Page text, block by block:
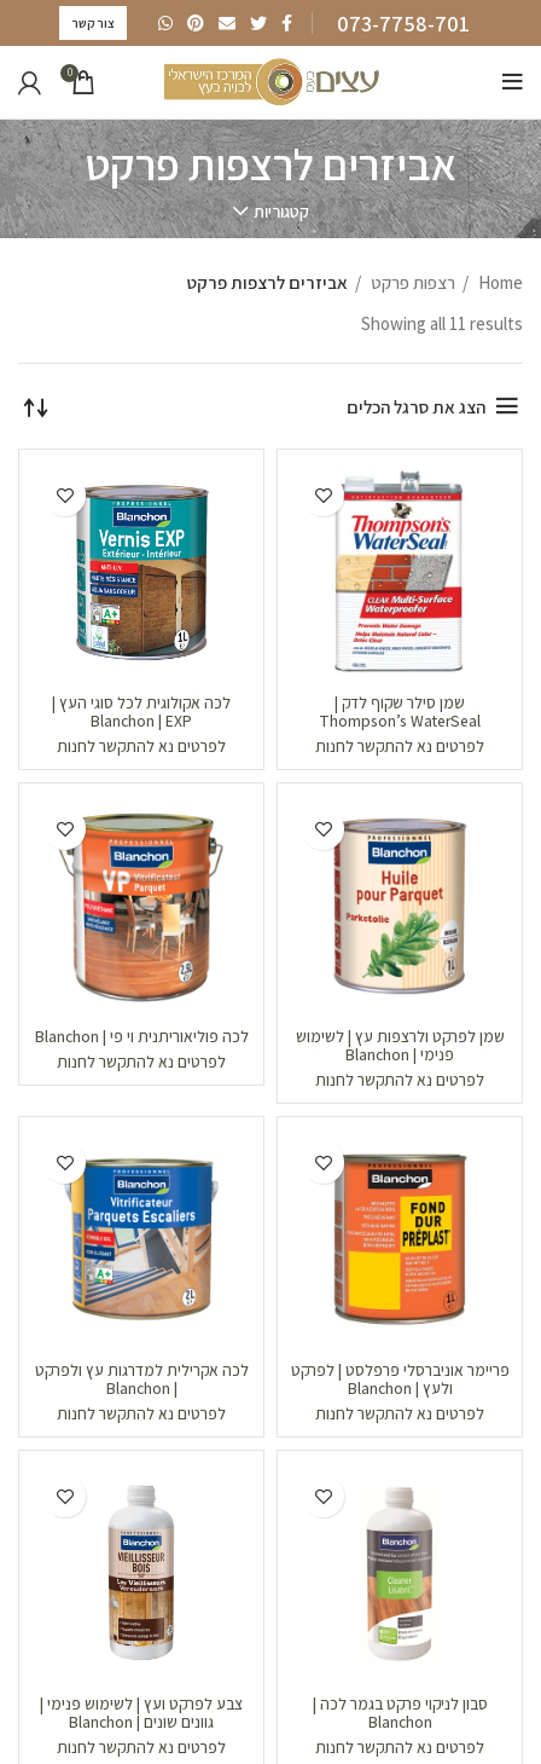
073-7758-701 צור קשר
0
אביזרים לרצפות פרקט
קטגוריות
Home רצפות פרקט
אביזרים לרצפות פרקט
Showing all 11 results
הצג את סרגל הכלים
שמן סילר שקוף לדק |
Thompson’s WaterSeal
לפרטים נא להתקשר לחנות
לכה אקולוגית לכל סוגי העץ |
Blanchon | EXP
לפרטים נא להתקשר לחנות
שמן לפרקט ולרצפות עץ | לשימוש
פנימי | Blanchon
לפרטים נא להתקשר לחנות
לכה פוליאוריתנית וי פי | Blanchon
לפרטים נא להתקשר לחנות
פריימר אוניברסלי פרפלסט | לפרקט
ולעץ | Blanchon
לפרטים נא להתקשר לחנות
לכה אקרילית למדרגות עץ ולפרקט
| Blanchon
לפרטים נא להתקשר לחנות
סבון לניקוי פרקט בגמר לכה |
Blanchon
לפרטים נא להתקשר לחנות
צבע לפרקט ועץ | לשימוש פנימי |
גוונים שונים | Blanchon
לפרטים נא להתקשר לחנות